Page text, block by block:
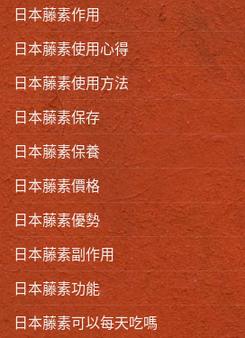
日本藤素作用
日本藤素使用心得
日本藤素使用方法
日本藤素保存
日本藤素保養
日本藤素價格
日本藤素優勢
日本藤素副作用
日本藤素功能
日本藤素可以每天吃嗎